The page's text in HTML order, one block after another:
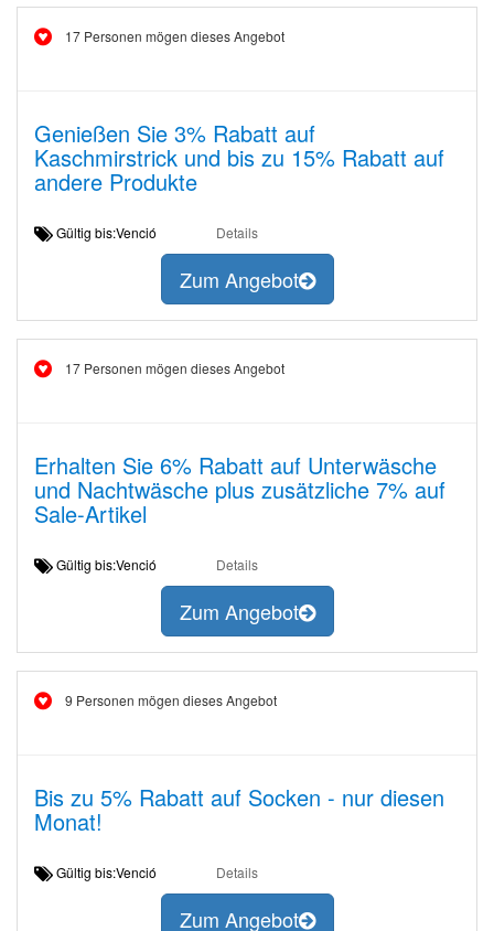
17 Personen mögen dieses Angebot
Genießen Sie 3% Rabatt auf
Kaschmirstrick und bis zu 15% Rabatt auf
andere Produkte
Gültig bis:Venció Details
Zum Angebot
17 Personen mögen dieses Angebot
Erhalten Sie 6% Rabatt auf Unterwäsche
und Nachtwäsche plus zusätzliche 7% auf
Sale-Artikel
Gültig bis:Venció Details
Zum Angebot
9 Personen mögen dieses Angebot
Bis zu 5% Rabatt auf Socken - nur diesen
Monat!
Gültig bis:Venció Details
Zum Angebot